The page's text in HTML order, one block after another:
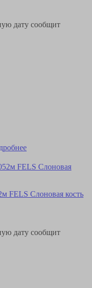
дату сообщит
FELS Слоновая кость
дату сообщит